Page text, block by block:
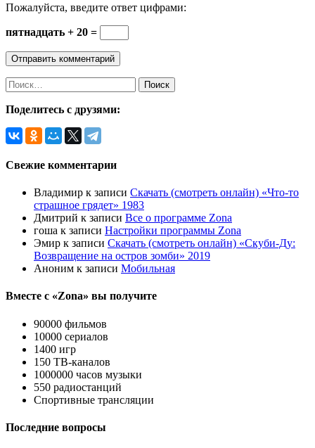
Пожалуйста, введите ответ цифрами:
пятнадцать + 20 =
Найти:
Поделитесь с друзями:
Свежие комментарии
Владимир к записи Скачать (смотреть онлайн) «Что-то
страшное грядет» 1983
Дмитрий к записи Все о программе Zona
гоша к записи Настройки программы Zona
Эмир к записи Скачать (смотреть онлайн) «Скуби-Ду:
Возвращение на остров зомби» 2019
Аноним к записи Мобильная
Вместе с «Zona» вы получите
90000 фильмов
10000 сериалов
1400 игр
150 ТВ-каналов
1000000 часов музыки
550 радиостанций
Спортивные трансляции
Последние вопросы